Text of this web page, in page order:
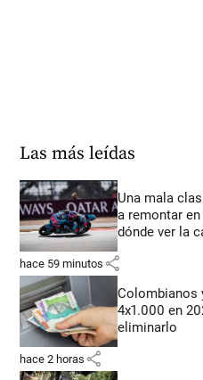
Las más leídas
Una mala
a remontar
dónde ver la
hace 59 minutos share
Colombianos
4x1.000 en
eliminarlo
hace 2 horas share